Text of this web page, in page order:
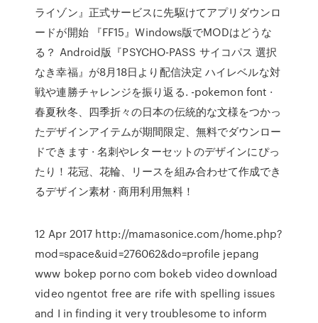
ライゾン』正式サービスに先駆けてアプリダウンロ
ードが開始 『FF15』Windows版でMODはどうな
る？ Android版『PSYCHO-PASS サイコパス 選択
なき幸福』が8月18日より配信決定 ハイレベルな対
戦や連勝チャレンジを振り返る. -pokemon font ·
春夏秋冬、四季折々の日本の伝統的な文様をつかっ
たデザインアイテムが期間限定、無料でダウンロー
ドできます · 名刺やレターセットのデザインにぴっ
たり！花冠、花輪、リースを組み合わせて作成でき
るデザイン素材 · 商用利用無料！
12 Apr 2017 http://mamasonice.com/home.php?
mod=space&uid=276062&do=profile jepang
www bokep porno com bokeb video download
video ngentot free are rife with spelling issues
and I in finding it very troublesome to inform